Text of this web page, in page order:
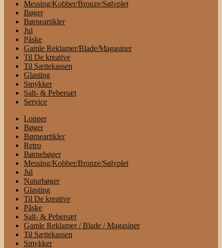
Messing/Kobber/Bronze/Sølvplet
Bøger
Børneartikler
Jul
Påske
Gamle Reklamer/Blade/Magasiner
Til De kreative
Til Sættekassen
Glasting
Smykker
Salt- & Pebersæt
Service
Lopper
Bøger
Børneartikler
Retro
Børnebøger
Messing/Kobber/Bronze/Sølvplet
Jul
Naturbøger
Glasting
Til De kreative
Påske
Salt- & Pebersæt
Gamle Reklamer / Blade / Magasiner
Til Sættekassen
Smykker